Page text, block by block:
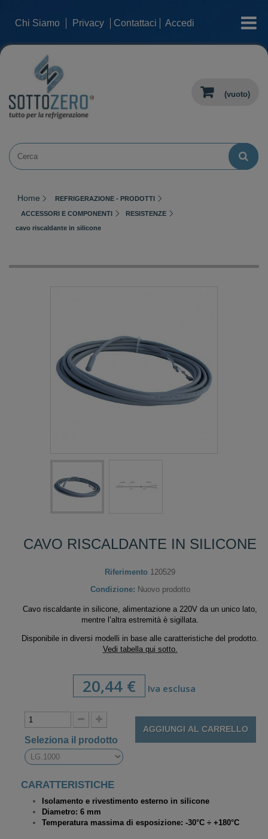
Chi Siamo Privacy Contattaci Accedi categorie
(vuoto)
Home REFRIGERAZIONE - PRODOTTI
ACCESSORI E COMPONENTI
RESISTENZE
cavo riscaldante in silicone
CAVO RISCALDANTE IN SILICONE
Riferimento 120529
Condizione: Nuovo prodotto
Cavo riscaldante in silicone , alimentazione a 220V da un unico lato,
mentre l’altra estremità è sigillata.
Disponibile in diversi modelli in base alle caratteristiche del prodotto.
Vedi tabella qui sotto.
20,44 € Iva esclusa
Seleziona il prodotto
AGGIUNGI AL CARRELLO
CARATTERISTICHE
Isolamento e rivestimento esterno in silicone
Diametro: 6 mm
Temperatura massima di esposizione: -30°C ÷ +180°C